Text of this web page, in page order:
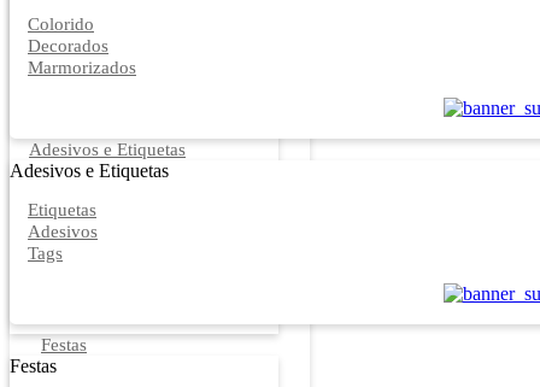
Colorido
Decorados
Marmorizados
Adesivos e Etiquetas
Adesivos e Etiquetas
Etiquetas
Adesivos
Tags
Festas
Festas